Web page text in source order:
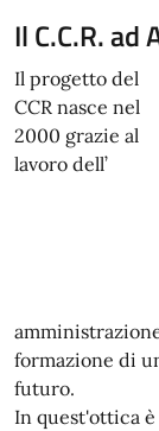
Il C.C.R. ad
Il progetto del
CCR nasce nel
2000 grazie al
lavoro dell’
formazione di
futuro.
In quest'ottica